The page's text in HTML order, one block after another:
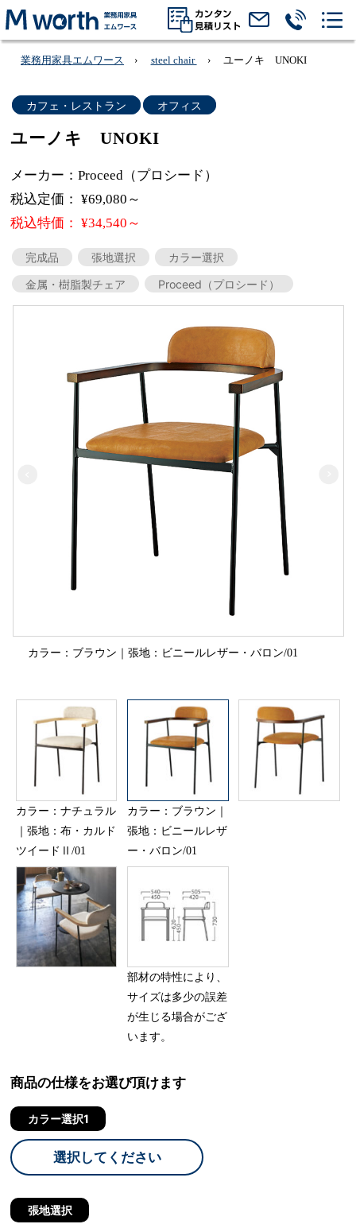
業務用家具エムワース steel chair ユーノキ UNOKI
カフェ・レストラン オフィス
ユーノキ UNOKI
メーカー：Proceed（プロシード）
税込定価： ¥69,080～
税込特価： ¥34,540～
完成品 張地選択
カラー選択
金属・樹脂製チェア
Proceed（プロシード）
カラー：ブラウン｜張地：ビニールレザー・バロン/01
カラー：ナチュラル
｜張地：布・カルド
ツイードⅡ/01
カラー：ブラウン｜
張地：ビニールレザ
ー・バロン/01
部材の特性により、
サイズは多少の誤差
が生じる場合がござ
います。
商品の仕様をお選び頂けます
カラー選択1
選択してください
張地選択